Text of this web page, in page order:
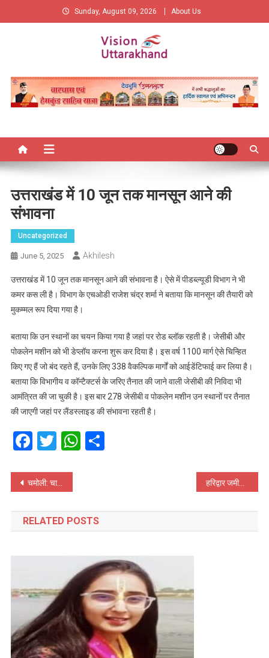
to
Sunday, August 09, 2026 About Us
Vision Uttarakhand
उत्तराखंड में 10 जून तक मानसून आने की
संभावना
Uncategorized
June 5, 2025 Akhilesh
उत्तराखंड में 10 जून तक मानसून आने की संभावना है। ऐसे में पीडब्ल्यूडी विभाग ने भी
कमर कस ली है। विभाग के एचओडी राजेश चंद्र शर्मा ने बताया कि मानसून की तैयारी को
मुकम्मल रूप दिया गया है।
बताया कि उन स्थानों का चयन किया गया है जहां पर रोड ब्लॉक रहती है। जेसीबी और
पोकलेन मशीन को भी डेप्लॉय करना शुरू कर दिया है। इस वर्ष 1100 मार्ग ऐसे चिन्हित
किए गए हैं जो बंद रहते हैं, उनके लिए 338 वैकल्पिक मार्गों को आईडेंटिफाई कर लिया है।
बताया कि विभागीय व कॉन्टैक्टर्स के जरिए तैनात की जाने वाली जेसीबी की निविदा भी
आमंत्रित की जा चुकी है। इस बार 278 जेसीबी व पोकलेन मशीन उन स्थानों पर तैनात
की जाएगी जहां पर लैंडस्लाइड की संभावना रहती है।
Facebook
TwitterWhatsApp
Share
Post
navigation
चमोली: चारधाम यात्रियों की कार खाई में गिरी, हादसे में चालक समेत पांच लोग घायल हरिद्वार जमीन घोटाले में धामी सरकार की बड़ी कार्रवाई ! 2 IAS और 1 PCS अफसर समेत कुल 12 लोग सस्पेंड
RELATED POSTS